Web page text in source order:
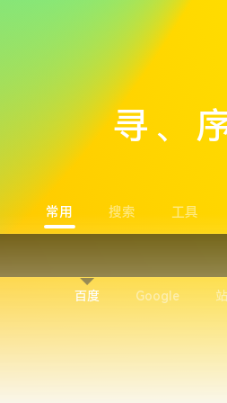
寻、
常用 搜索 工具
百度 Google